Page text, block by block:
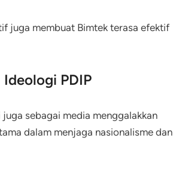
juga membuat Bimtek terasa efektif
PDIP
sebagai media menggalakkan
dalam menjaga nasionalisme dan